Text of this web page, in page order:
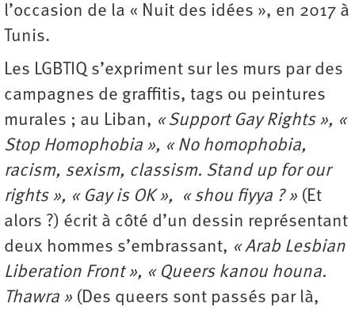
l’occasion de la « Nuit des idées », en 2017 à
Tunis.
Les LGBTIQ s’expriment sur les murs par des
campagnes de graffitis, tags ou peintures
murales ; au Liban, « Support Gay Rights », «
Stop Homophobia », « No homophobia,
racism, sexism, classism. Stand up for our
rights », « Gay is OK », « shou fiyya ? » (Et
alors ?) écrit à côté d’un dessin représentant
deux hommes s’embrassant, « Arab Lesbian
Liberation Front », « Queers kanou houna.
Thawra » (Des queers sont passés par là,